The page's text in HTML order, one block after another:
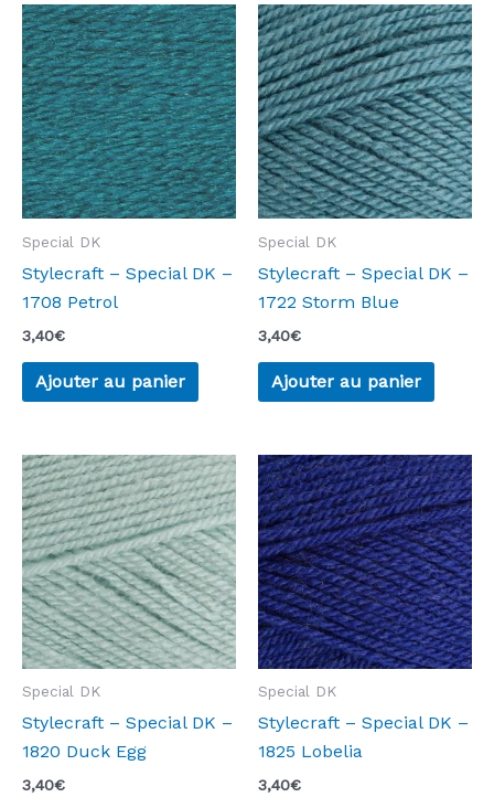
Special DK
Stylecraft – Special DK –
1708 Petrol
3,40€
Ajouter au panier
Special DK
Stylecraft – Special DK –
1722 Storm Blue
3,40€
Ajouter au panier
Special DK
Stylecraft – Special DK –
1820 Duck Egg
3,40€
Special DK
Stylecraft – Special DK –
1825 Lobelia
3,40€